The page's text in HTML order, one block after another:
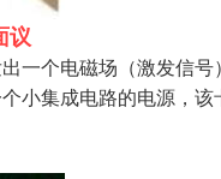
议
一个电磁场（激发信
小集成电路的电源，